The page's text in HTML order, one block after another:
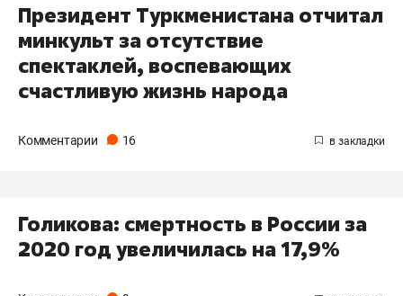
​Президент Туркменистана отчитал
минкульт за отсутствие
спектаклей, воспевающих
счастливую жизнь народа
Комментарии 16
Голикова: смертность в России за
2020 год увеличилась на 17,9%